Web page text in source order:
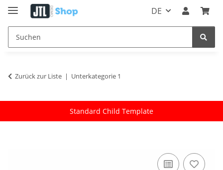
DE
Zurück zur Liste Unterkategorie 1
Standard Child Template